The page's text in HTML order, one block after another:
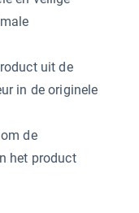
uit de
in de originele
de
het product